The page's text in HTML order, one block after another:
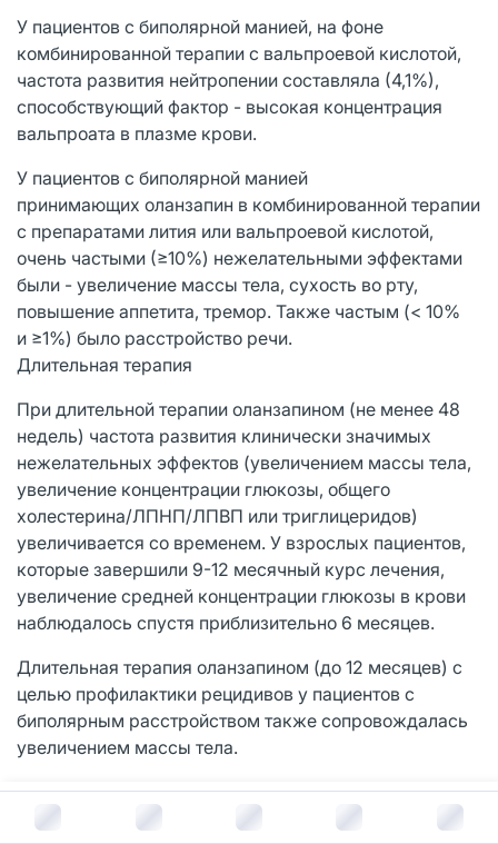
В корзину за
У пациентов с биполярной манией, на фоне
комбинированной терапии с вальпроевой кислотой,
частота развития нейтропении составляла (4,1%),
способствующий фактор - высокая концентрация
вальпроата в плазме крови.
У пациентов с биполярной манией
принимающих оланзапин в комбинированной терапии
с препаратами лития или вальпроевой кислотой,
очень частыми (≥10%) нежелательными эффектами
были - увеличение массы тела, сухость во рту,
повышение аппетита, тремор. Также частым (< 10%
и ≥1%) было расстройство речи.
Длительная терапия
При длительной терапии оланзапином (не менее 48
недель) частота развития клинически значимых
нежелательных эффектов (увеличением массы тела,
увеличение концентрации глюкозы, общего
холестерина/ЛПНП/ЛПВП или триглицеридов)
увеличивается со временем. У взрослых пациентов,
которые завершили 9-12 месячный курс лечения,
увеличение средней концентрации глюкозы в крови
наблюдалось спустя приблизительно 6 месяцев.
Длительная терапия оланзапином (до 12 месяцев) с
целью профилактики рецидивов у пациентов с
биполярным расстройством также сопровождалась
увеличением массы тела.
Не рекомендуется применять оланзапин у детей.